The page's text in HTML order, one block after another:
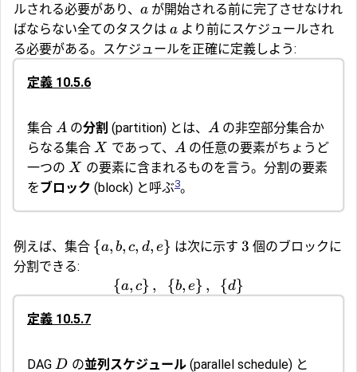
ルされる必要があり、 a が開始される前に完了させなけれ
ばならない全てのタスクは a より前にスケジュールされ
る必要がある。スケジュールを正確に定義しよう:
定義 10.5.6
集合 A の分割 (partition) とは、 A の非空部分集合か
らなる集合 X であって、 A の任意の要素がちょうど
一つの X の要素に含まれるものを言う。分割の要素
をブロック (block) と呼ぶ3。
例えば、集合 {a, b, c, d, e} は次に示す 3 個のブロックに
分割できる:
{a, c} , {b, e} , {d}
定義 10.5.7
DAG D の並列スケジュール(parallel schedule) と